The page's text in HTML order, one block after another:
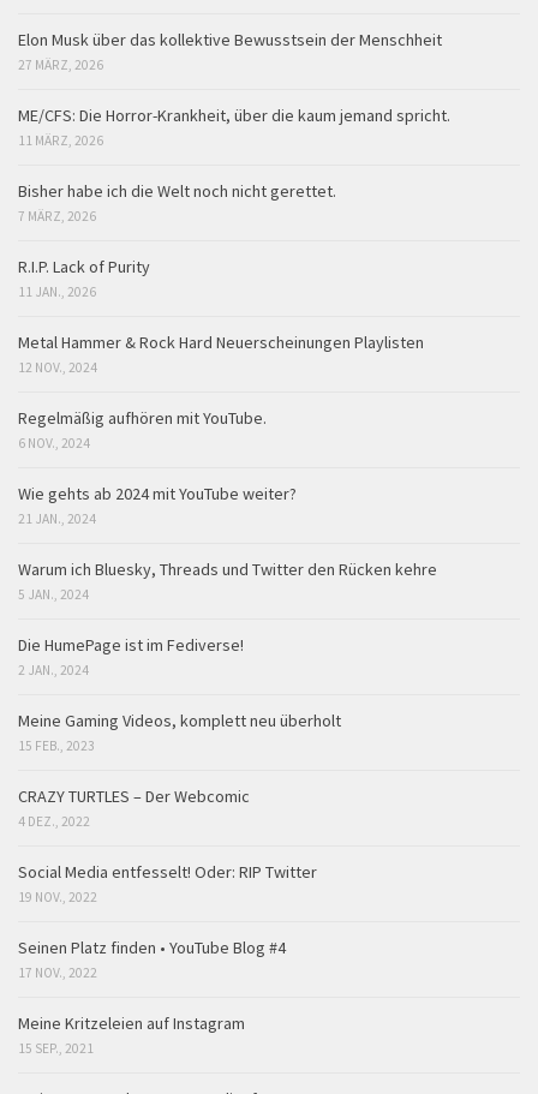
Elon Musk über das kollektive Bewusstsein der Menschheit
27 MÄRZ, 2026
ME/CFS: Die Horror-Krankheit, über die kaum jemand spricht.
11 MÄRZ, 2026
Bisher habe ich die Welt noch nicht gerettet.
7 MÄRZ, 2026
R.I.P. Lack of Purity
11 JAN., 2026
Metal Hammer & Rock Hard Neuerscheinungen Playlisten
12 NOV., 2024
Regelmäßig aufhören mit YouTube.
6 NOV., 2024
Wie gehts ab 2024 mit YouTube weiter?
21 JAN., 2024
Warum ich Bluesky, Threads und Twitter den Rücken kehre
5 JAN., 2024
Die HumePage ist im Fediverse!
2 JAN., 2024
Meine Gaming Videos, komplett neu überholt
15 FEB., 2023
CRAZY TURTLES – Der Webcomic
4 DEZ., 2022
Social Media entfesselt! Oder: RIP Twitter
19 NOV., 2022
Seinen Platz finden • YouTube Blog #4
17 NOV., 2022
Meine Kritzeleien auf Instagram
15 SEP., 2021